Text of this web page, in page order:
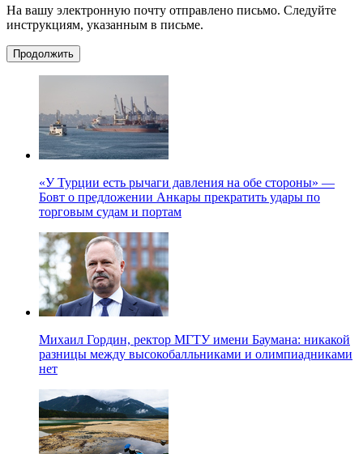
На вашу электронную почту отправлено письмо. Следуйте
инструкциям, указанным в письме.
Продолжить
«У Турции есть рычаги давления на обе стороны» —
Бовт о предложении Анкары прекратить удары по
торговым судам и портам
Михаил Гордин, ректор МГТУ имени Баумана: никакой
разницы между высокобалльниками и олимпиадниками
нет